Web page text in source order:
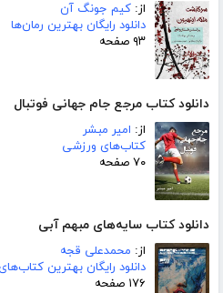
از: کیم جونگ آن
دانلود رایگان بهترین رمان‌ها
۹۳ صفحه
دانلود کتاب مرجع جام جهانی فوتبال
از: امیر مبشر
کتاب‌های ورزشی
۷۰ صفحه
دانلود کتاب سایه‌های مبهم آبی
از: محمدعلی قجه
دانلود رایگان بهترین
۱۷۶ صفحه